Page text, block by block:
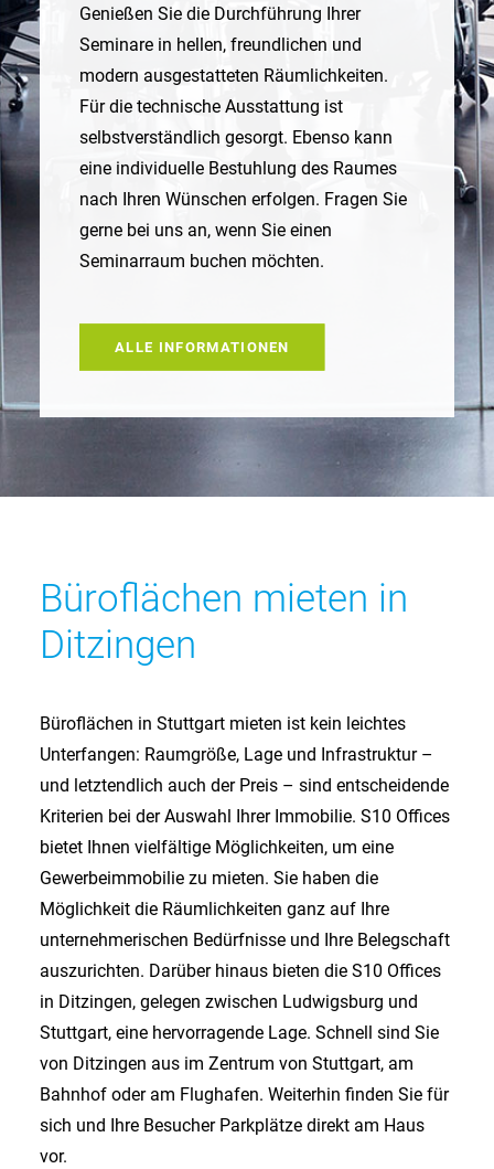
Genießen Sie die Durchführung Ihrer
Seminare in hellen, freundlichen und
modern ausgestatteten Räumlichkeiten.
Für die technische Ausstattung ist
selbstverständlich gesorgt. Ebenso kann
eine individuelle Bestuhlung des Raumes
nach Ihren Wünschen erfolgen. Fragen Sie
gerne bei uns an, wenn Sie einen
Seminarraum buchen möchten.
ALLE INFORMATIONEN
Büroflächen mieten in
Ditzingen
Büroflächen in Stuttgart mieten ist kein leichtes
Unterfangen: Raumgröße, Lage und Infrastruktur –
und letztendlich auch der Preis – sind entscheidende
Kriterien bei der Auswahl Ihrer Immobilie. S10 Offices
bietet Ihnen vielfältige Möglichkeiten, um eine
Gewerbeimmobilie zu mieten. Sie haben die
Möglichkeit die Räumlichkeiten ganz auf Ihre
unternehmerischen Bedürfnisse und Ihre Belegschaft
auszurichten. Darüber hinaus bieten die S10 Offices
in Ditzingen, gelegen zwischen Ludwigsburg und
Stuttgart, eine hervorragende Lage. Schnell sind Sie
von Ditzingen aus im Zentrum von Stuttgart, am
Bahnhof oder am Flughafen. Weiterhin finden Sie für
sich und Ihre Besucher Parkplätze direkt am Haus
vor.